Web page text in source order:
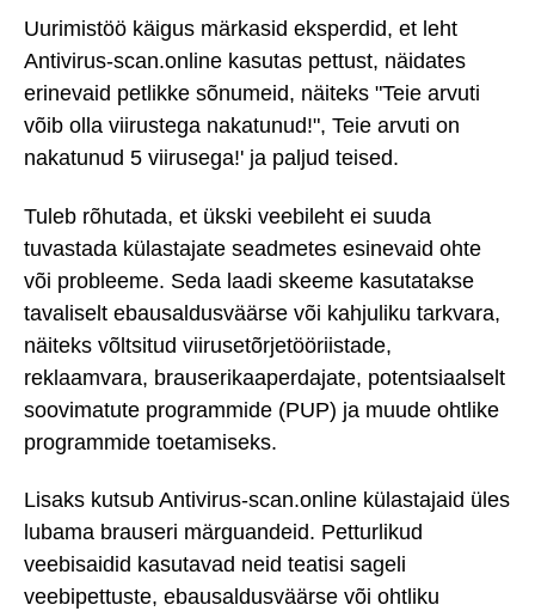
Uurimistöö käigus märkasid eksperdid, et leht
Antivirus-scan.online kasutas pettust, näidates
erinevaid petlikke sõnumeid, näiteks "Teie arvuti
võib olla viirustega nakatunud!", Teie arvuti on
nakatunud 5 viirusega!' ja paljud teised.
Tuleb rõhutada, et ükski veebileht ei suuda
tuvastada külastajate seadmetes esinevaid ohte
või probleeme. Seda laadi skeeme kasutatakse
tavaliselt ebausaldusväärse või kahjuliku tarkvara,
näiteks võltsitud viirusetõrjetööriistade,
reklaamvara, brauserikaaperdajate, potentsiaalselt
soovimatute programmide (PUP) ja muude ohtlike
programmide toetamiseks.
Lisaks kutsub Antivirus-scan.online külastajaid üles
lubama brauseri märguandeid. Petturlikud
veebisaidid kasutavad neid teatisi sageli
veebipettuste, ebausaldusväärse või ohtliku